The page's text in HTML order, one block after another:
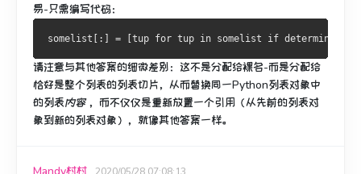
易-只需编写代码：
somelist [:] = tup for tup in somelist if determine
请注意与其他答案的细微差别：这不是分配给裸名-而是分配给
恰好是整个列表的列表切片，从而替换同一Python列表对象中
的列表内容 ，而不仅仅是重新放置一个引用（从先前的列表对
象到新的列表对象），就像其他答案一样。
2020/05/28 07:08:13